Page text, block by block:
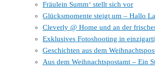
Fräulein Summ‘ stellt sich vor
Glücksmomente steigt um – Hallo
Cleverly @ Home und an der
Exklusives Fotoshooting in
Geschichten aus dem
Aus dem Weihnachtspostamt – Ein